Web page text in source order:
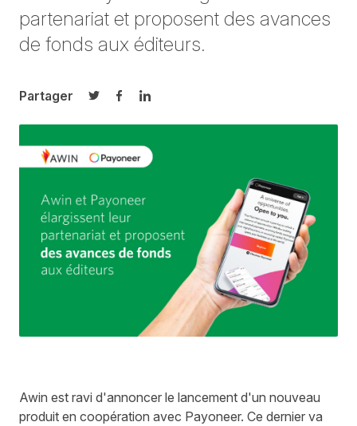
partenariat et proposent des avances
de fonds aux éditeurs.
Partager
Partager sur Twitter
Partager sur Facebook
Partager sur LinkedIn
Awin est ravi d'annoncer le lancement d'un nouveau
produit en coopération avec Payoneer. Ce dernier va